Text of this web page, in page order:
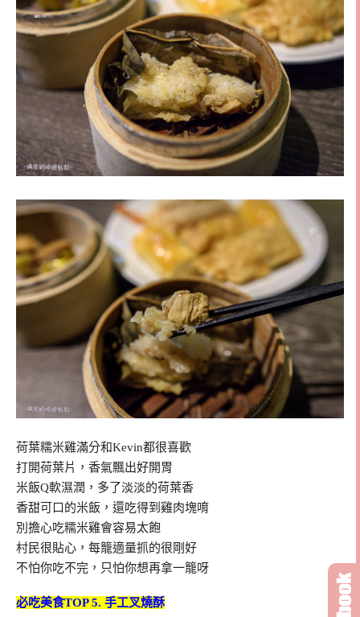
荷葉糯米雞滿分和Kevin都很喜歡
打開荷葉片，香氣飄出好開胃
米飯Q軟濕潤，多了淡淡的荷葉香
香甜可口的米飯，還吃得到雞肉塊唷
別擔心吃糯米雞會容易太飽
村民很貼心，每籠適量抓的很剛好
不怕你吃不完，只怕你想再拿一籠呀
必吃美食TOP 5. 手工叉燒酥